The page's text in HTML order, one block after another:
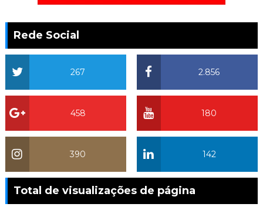
Rede Social
2.856
267
180
458
142
390
Total de visualizações de página